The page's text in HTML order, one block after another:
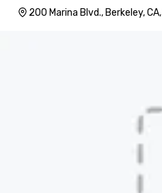
200 Marina Blvd., Berkeley,